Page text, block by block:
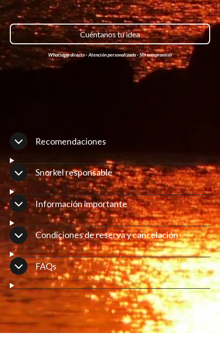
Cuéntanos tu idea
Whatsapp directo · Atención personalizada · Sin compromiso
Recomendaciones
Snorkel responsable
Información importante
Condiciones de reserva y cancelación
FAQs